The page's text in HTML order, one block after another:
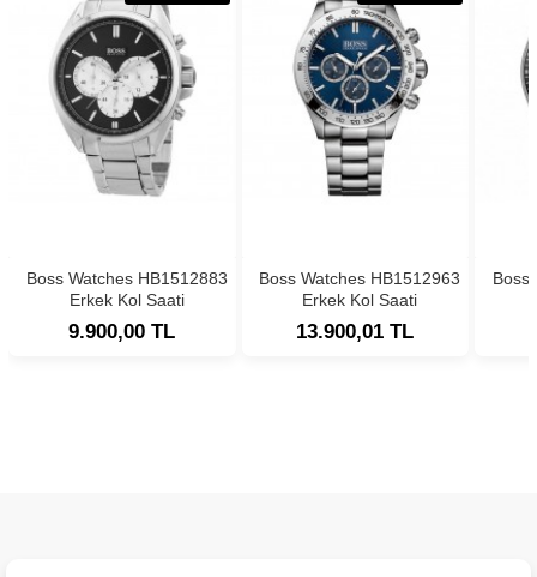
Boss Watches HB1512883
Erkek Kol Saati
9.900,00 TL
Boss Watches HB1512963
Erkek Kol Saati
13.900,01 TL
Boss